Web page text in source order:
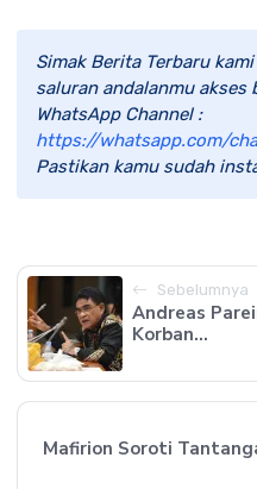
Simak Berita Terbaru
saluran andalanmu akses
WhatsApp Channel :
https://whatsapp.com/
Pastikan kamu sudah
Sebelumnya
Andreas
Korban...
Mafirion Soroti